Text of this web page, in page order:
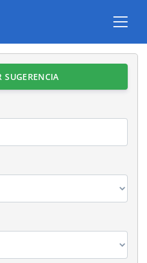
SUGERENCIA